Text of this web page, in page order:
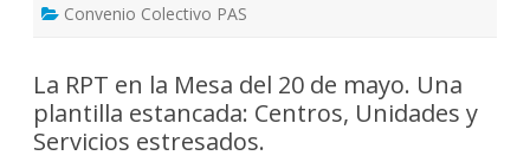
Convenio Colectivo PAS
La RPT en la Mesa del 20 de mayo. Una
plantilla estancada: Centros, Unidades y
Servicios estresados.